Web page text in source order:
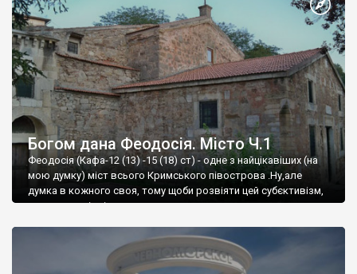
Богом дана Феодосія. Місто Ч.1
Феодосія (Кафа-12 (13) -15 (18) ст) - одне з найцікавіших (на
мою думку) міст всього Кримського півострова .Ну,але
думка в кожного своя, тому щоби розвіяти цей субєктивізм,
запрошую відвідати це